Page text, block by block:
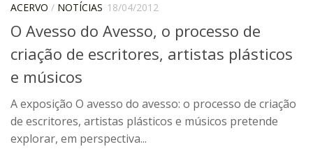
Medicina
Moraes Silva
Portais
Educação em Fronteiras
Portal de Literatura de Cordel
Plataforma Modernismo
ACERVO / NOTÍCIAS 18/04/2012
O Avesso do Avesso, o processo de
criação de escritores, artistas plásticos
e músicos
A exposição O avesso do avesso: o processo de criação
de escritores, artistas plásticos e músicos pretende
explorar, em perspectiva...